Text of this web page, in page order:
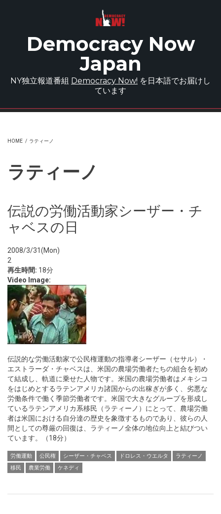
Democracy Now
Japan
NY独立報道番組 Democracy Now! を日本語でお届けし
ています
HOME / ラティーノ
ラティーノ
伝説の労働活動家シーザー・チ
ャベスの日
2008/3/31(Mon)
2
再生時間: 18分
Video Image:
伝説的な労働活動家で公民権運動の指導者シーザー（セサル）・
エストラーダ・チャベスは、米国の農場労働者たちの組合を初め
て結成し、軌道に乗せた人物です。米国の農場労働者はメキシコ
をはじめとするラテンアメリカ諸国からの出稼ぎが多く、劣悪な
労働条件で働く季節労働者です。米国で大きなグループを形成し
ているラテンアメリカ系移民（ラティーノ）にとって、農場労働
者は米国における自分達の歴史を象徴するものであり、彼らの人
間としての尊厳の回復は、ラティーノ全体の地位向上と結びつい
ています。（18分）
労働運動 公民権 シーザー・チャベス ドロレス・ウエルタ
ラティーノ
移民
農業労働 ケネディ